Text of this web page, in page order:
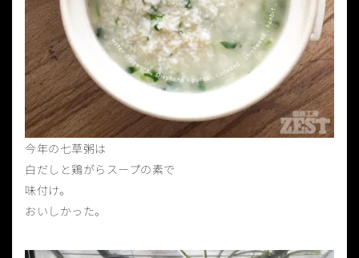
今年の七草粥は
白だしと鶏がらスープの素で
味付け。
おいしかった。